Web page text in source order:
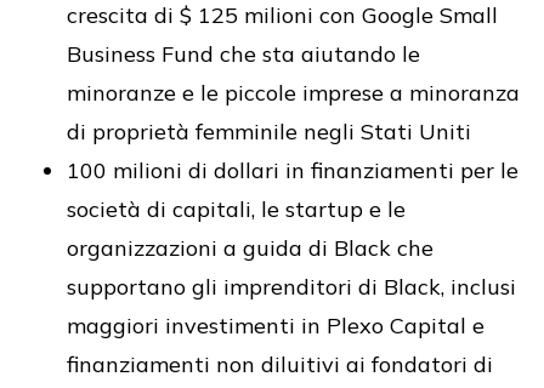
crescita di $ 125 milioni con Google Small
Business Fund che sta aiutando le
minoranze e le piccole imprese a minoranza
di proprietà femminile negli Stati Uniti
100 milioni di dollari in finanziamenti per le
società di capitali, le startup e le
organizzazioni a guida di Black che
supportano gli imprenditori di Black, inclusi
maggiori investimenti in Plexo Capital e
finanziamenti non diluitivi ai fondatori di